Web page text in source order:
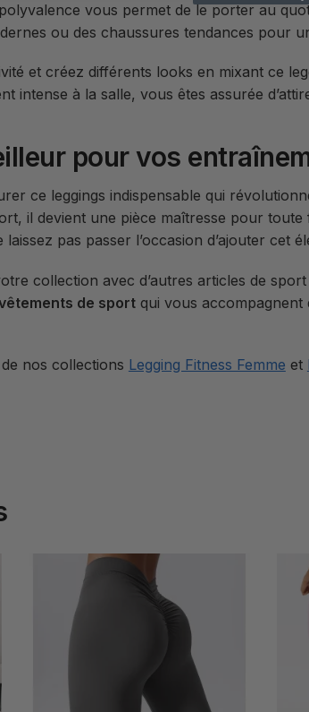
vous permet de le porter au
ou des chaussures tendances pour
et créez différents looks en mixant ce
intense à la salle, vous êtes assurée
pour vos
ce leggings indispensable qui
il devient une pièce maîtresse pour
pas passer l’occasion d’ajouter cet
collection avec d’autres articles de
de sportqui vous accompagnent
nos collections Legging Fitness Femme et